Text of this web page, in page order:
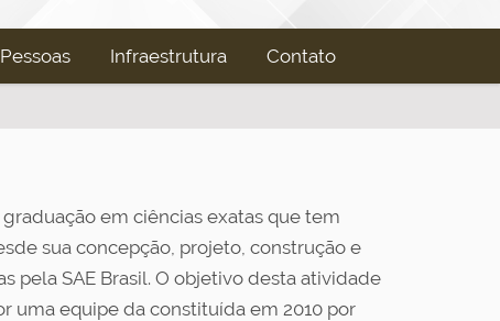
Pessoas Infraestrutura Contato
em ciências exatas que tem
sua concepção, projeto, construção e
pela SAE Brasil. O objetivo desta atividade
uma equipe da constituída em 2010 por